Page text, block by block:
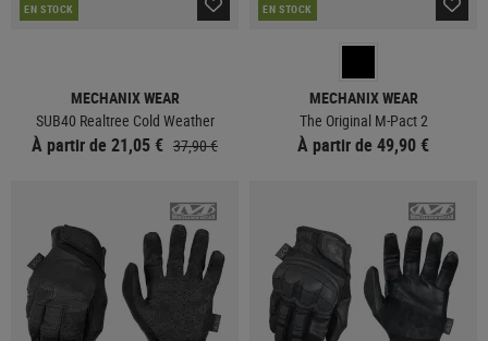
EN STOCK
MECHANIX WEAR
SUB40 Realtree Cold Weather
À partir de 21,05 € 37,90 €
EN STOCK
MECHANIX WEAR
The Original M-Pact 2
À partir de 49,90 €